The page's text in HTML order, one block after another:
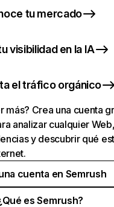
tu mercado
visibilidad en la IA
el tráfico orgánico
más? Crea una cuenta
analizar cualquier
y descubrir qué
cuenta en Semrush
es Semrush?